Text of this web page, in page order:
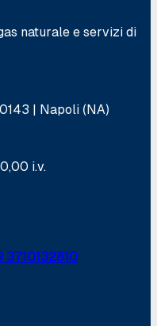
naturale e servizi di
| Napoli (NA)
i.v.
3710132810